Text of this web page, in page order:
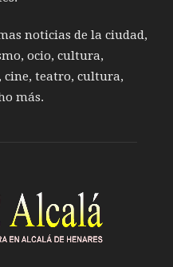
noticias de la ciudad,
ocio, cultura,
cine, teatro, cultura,
más.